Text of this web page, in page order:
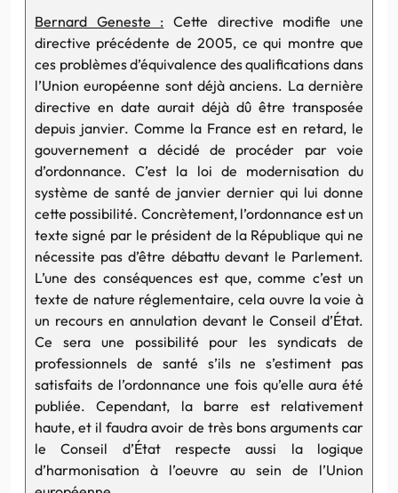
Bernard Geneste : Cette directive modifie une
directive précédente de 2005, ce qui montre que
ces problèmes d’équivalence des qualifications dans
l’Union européenne sont déjà anciens. La dernière
directive en date aurait déjà dû être transposée
depuis janvier. Comme la France est en retard, le
gouvernement a décidé de procéder par voie
d’ordonnance. C’est la loi de modernisation du
système de santé de janvier dernier qui lui donne
cette possibilité. Concrètement, l’ordonnance est un
texte signé par le président de la République qui ne
nécessite pas d’être débattu devant le Parlement.
L’une des conséquences est que, comme c’est un
texte de nature réglementaire, cela ouvre la voie à
un recours en annulation devant le Conseil d’État.
Ce sera une possibilité pour les syndicats de
professionnels de santé s’ils ne s’estiment pas
satisfaits de l’ordonnance une fois qu’elle aura été
publiée. Cependant, la barre est relativement
haute, et il faudra avoir de très bons arguments car
le Conseil d’État respecte aussi la logique
d’harmonisation à l’oeuvre au sein de l’Union